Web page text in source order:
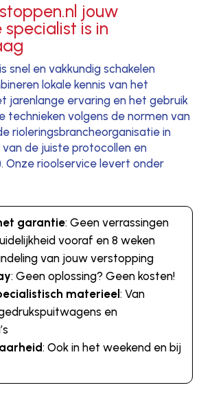
jouw
is in
snel en vakkundig schakelen
lokale kennis van het
jarenlange ervaring en het gebruik
technieken volgens de normen van
rioleringsbrancheorganisatie in
de juiste protocollen en
Onze rioolservice levert onder
garantie: Geen verrassingen
vooraf en 8 weken
van jouw verstopping
: Geen oplossing? Geen kosten!
materieel : Van
en
: Ook in het weekend en bij